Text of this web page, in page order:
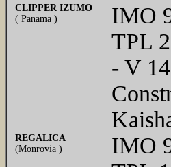
CLIPPER IZUMO
( Panama )
IMO
TPL
- V
REGALICA
(Monrovia )
IMO